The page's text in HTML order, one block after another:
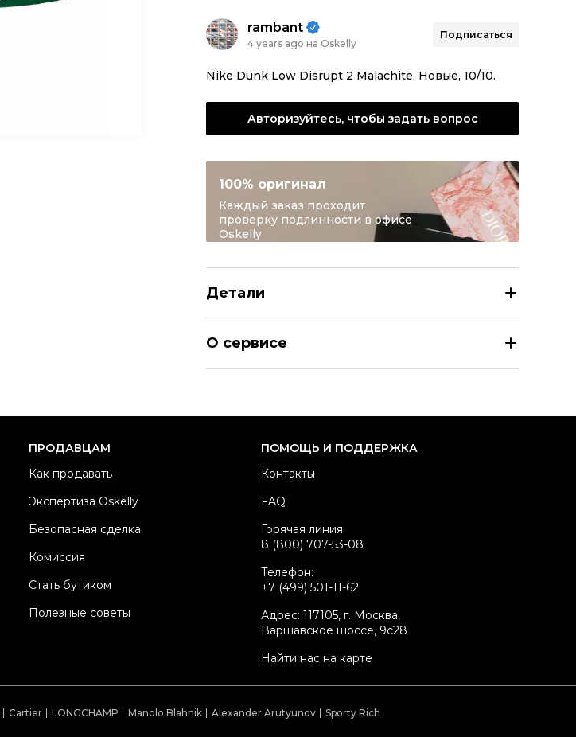
rambant
4 years ago на Oskelly
Подписаться
Nike Dunk Low Disrupt 2 Malachite. Новые, 10/10.
Авторизуйтесь, чтобы задать вопрос
100% оригинал
Каждый заказ проходит
проверку подлинности в офисе
Oskelly
Детали
Состояние товара
Продавец
О сервисе
ПРОДАВЦАМ
Как продавать
Экспертиза Oskelly
Безопасная сделка
Комиссия
Стать бутиком
Полезные советы
ПОМОЩЬ И ПОДДЕРЖКА
Контакты
FAQ
Горячая линия:
8 (800) 707-53-08
Телефон:
+7 (499) 501-11-62
Адрес: 117105, г. Москва,
Варшавское шоссе, 9с28
Найти нас на карте
Cartier LONGCHAMP Manolo Blahnik Alexander Arutyunov Sporty Rich